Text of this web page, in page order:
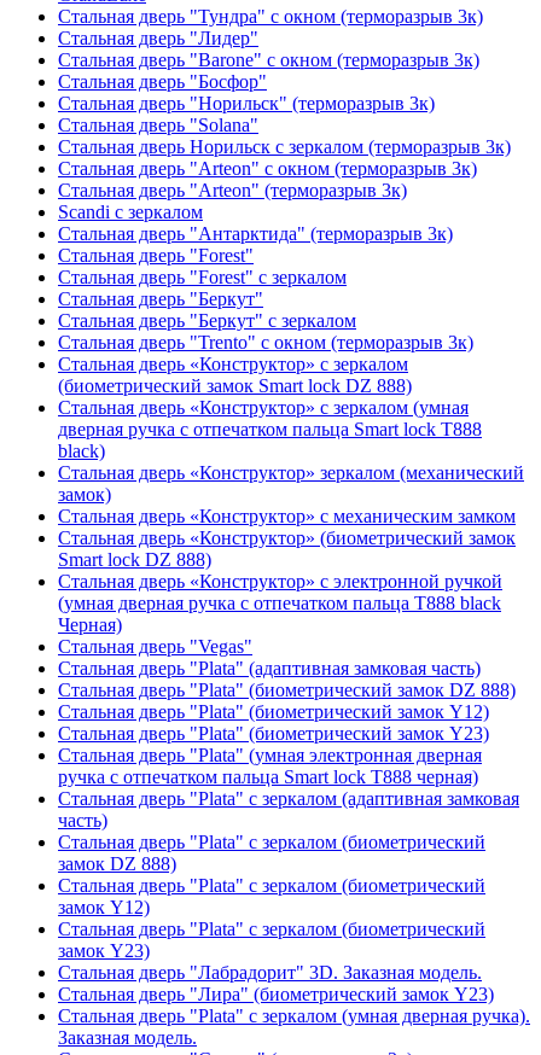
Стальная дверь "Тундра" с окном (терморазрыв 3к)
Стальная дверь "Лидер"
Стальная дверь "Barone" с окном (терморазрыв 3к)
Стальная дверь "Босфор"
Стальная дверь "Норильск" (терморазрыв 3к)
Стальная дверь "Solana"
Стальная дверь Норильск с зеркалом (терморазрыв 3к)
Стальная дверь "Arteon" с окном (терморазрыв 3к)
Стальная дверь "Arteon" (терморазрыв 3к)
Scandi с зеркалом
Стальная дверь "Антарктида" (терморазрыв 3к)
Стальная дверь "Forest"
Стальная дверь "Forest" с зеркалом
Стальная дверь "Беркут"
Стальная дверь "Беркут" с зеркалом
Стальная дверь "Trento" с окном (терморазрыв 3к)
Стальная дверь «Конструктор» с зеркалом
(биометрический замок Smart lock DZ 888)
Стальная дверь «Конструктор» с зеркалом (умная
дверная ручка с отпечатком пальца Smart lock T888
black)
Стальная дверь «Конструктор» зеркалом (механический
замок)
Стальная дверь «Конструктор» с механическим замком
Стальная дверь «Конструктор» (биометрический замок
Smart lock DZ 888)
Стальная дверь «Конструктор» с электронной ручкой
(умная дверная ручка с отпечатком пальца T888 black
Черная)
Стальная дверь "Vegas"
Стальная дверь "Plata" (адаптивная замковая часть)
Стальная дверь "Plata" (биометрический замок DZ 888)
Стальная дверь "Plata" (биометрический замок Y12)
Стальная дверь "Plata" (биометрический замок Y23)
Стальная дверь "Plata" (умная электронная дверная
ручка с отпечатком пальца Smart lock T888 черная)
Стальная дверь "Plata" с зеркалом (адаптивная замковая
часть)
Стальная дверь "Plata" с зеркалом (биометрический
замок DZ 888)
Стальная дверь "Plata" с зеркалом (биометрический
замок Y12)
Стальная дверь "Plata" с зеркалом (биометрический
замок Y23)
Стальная дверь "Лабрадорит" 3D. Заказная модель.
Стальная дверь "Лира" (биометрический замок Y23)
Стальная дверь "Plata" с зеркалом (умная дверная ручка).
Заказная модель.